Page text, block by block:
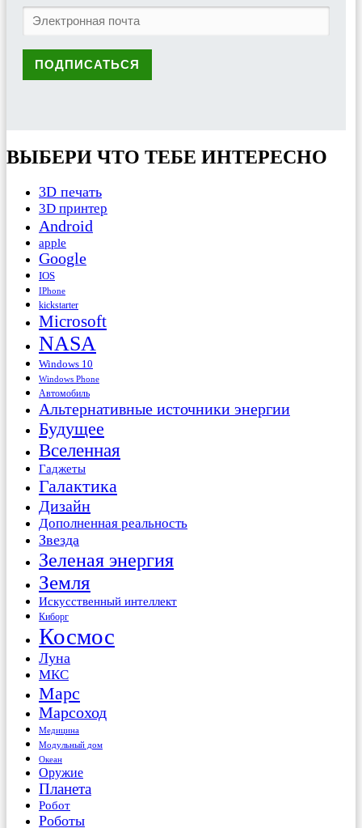
ВЫБЕРИ ЧТО ТЕБЕ ИНТЕРЕСНО
3D печать
3D принтер
Android
apple
Google
IOS
IPhone
kickstarter
Microsoft
NASA
Windows 10
Windows Phone
Автомобиль
Альтернативные источники энергии
Будущее
Вселенная
Гаджеты
Галактика
Дизайн
Дополненная реальность
Звезда
Зеленая энергия
Земля
Искусственный интеллект
Киборг
Космос
Луна
МКС
Марс
Марсоход
Медицина
Модульный дом
Океан
Оружие
Планета
Робот
Роботы